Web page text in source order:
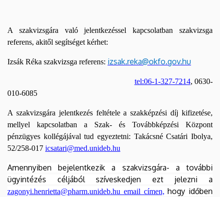
A szakvizsgára való jelentkezéssel kapcsolatban szakvizsga
referens, akitől segítséget kérhet:
Izsák Réka szakvizsga referens: izsak.reka@okfo.gov.hu
tel:06-1-327-7214, 0630-
010-6085
A szakvizsgára jelentkezés feltétele a szakképzési díj kifizetése,
mellyel kapcsolatban a Szak- és Továbbképzési Központ
pénzügyes kollégájával tud egyeztetni: Takácsné Csatári Ibolya,
52/258-017 icsatari@med.unideb.hu
Amennyiben bejelentkezik a szakvizsgára- a további
ügyintézés céljából szíveskedjen ezt jelezni a
zagonyi.henrietta@pharm.unideb.hu email címen, hogy időben